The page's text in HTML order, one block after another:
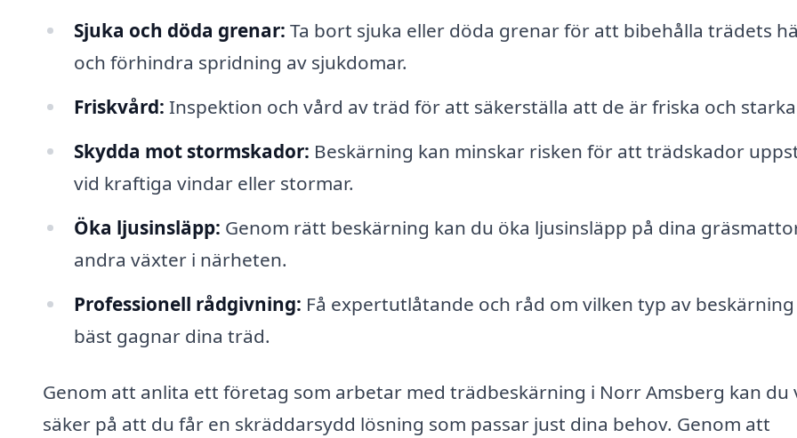
Sjuka och döda grenar: Ta bort sjuka eller döda grenar för att bibehålla trädets
och förhindra spridning av sjukdomar.
Friskvård: Inspektion och vård av träd för att säkerställa att de är friska och
Skydda mot stormskador: Beskärning kan minskar risken för att trädskador
vid kraftiga vindar eller stormar.
Öka ljusinsläpp: Genom rätt beskärning kan du öka ljusinsläpp på dina
andra växter i närheten.
Professionell rådgivning: Få expertutlåtande och råd om vilken typ av
bäst gagnar dina träd.
Genom att anlita ett företag som arbetar med trädbeskärning i Norr Amsberg kan du
säker på att du får en skräddarsydd lösning som passar just dina behov. Genom att